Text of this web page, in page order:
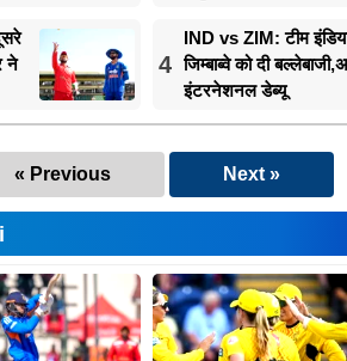
ने
4
IND vs ZIM: टीम इंडिया ने पहले T20I में
जिम्बाब्वे को दी
इंटरनेशनल डेब्यू
« Previous Next »